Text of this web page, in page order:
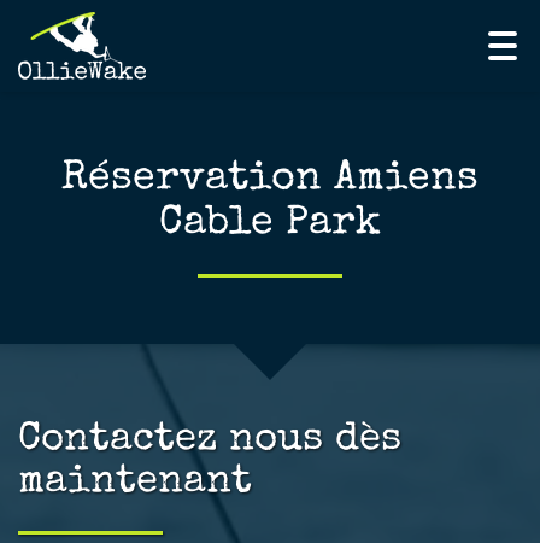
Réservation Amiens
Cable Park
Contactez nous dès
maintenant